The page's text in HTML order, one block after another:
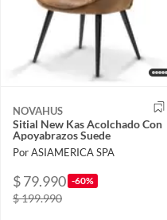
NOVAHUS
Sitial New Kas Acolchado Con
Apoyabrazos Suede
Por ASIAMERICA SPA
$ 79.990 -60%
$ 199.990